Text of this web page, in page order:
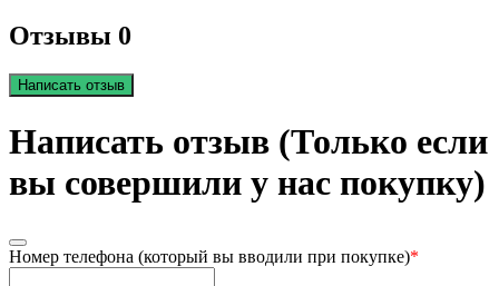
Отзывы 0
Написать отзыв
Написать отзыв (Только если
вы совершили у нас покупку)
Номер телефона (который вы вводили при покупке)*